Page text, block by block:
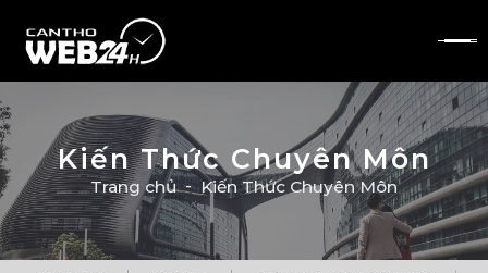
Kiến Thức Chuyên Môn
Trang chủ Kiến Thức Chuyên Môn